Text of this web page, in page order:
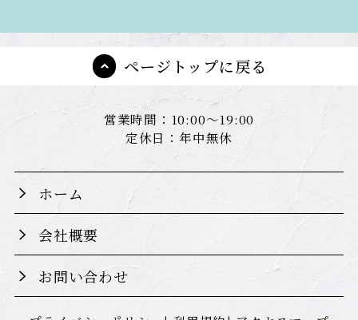
ページトップに戻る
営業時間：10:00～19:00
定休日：年中無休
ホーム
会社概要
お問い合わせ